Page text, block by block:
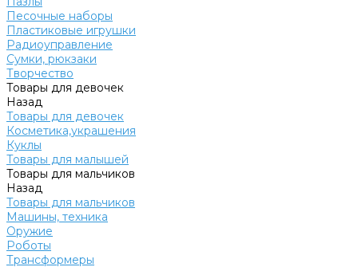
Песочные наборы
Пластиковые игрушки
Радиоуправление
Сумки, рюкзаки
Творчество
Товары для девочек
Назад
Товары для девочек
Косметика,украшения
Куклы
Товары для малышей
Товары для мальчиков
Назад
Товары для мальчиков
Машины, техника
Оружие
Роботы
Трансформеры